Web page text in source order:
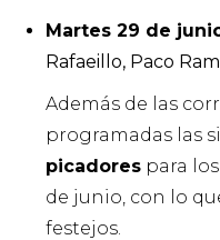
Martes 29 de
Rafaeillo, Paco
Además de las
programadas las
picadores para
de junio, con lo
festejos.